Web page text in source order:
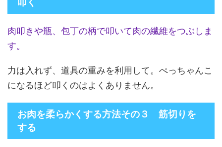
肉叩きや瓶、包丁の柄で叩いて肉の繊維をつぶしま
す。
力は入れず、道具の重みを利用して。ぺっちゃんこ
になるほど叩くのはよくありません。
お肉を柔らかくする方法その３ 筋切りを
する